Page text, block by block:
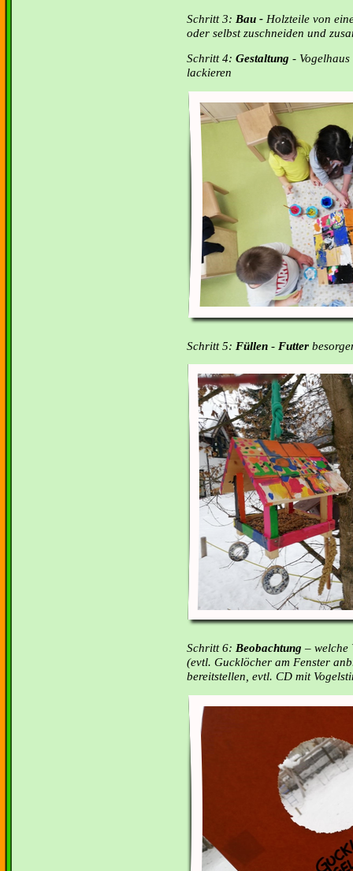
Schritt 3: Bau - Holzteile von
oder selbst zuschneiden und
Schritt 4: Gestaltung -
lackieren
Schritt 5: Füllen - Futter
Schritt 6: Beobachtung – welche
(evtl. Gucklöcher am Fenster
bereitstellen, evtl. CD mit